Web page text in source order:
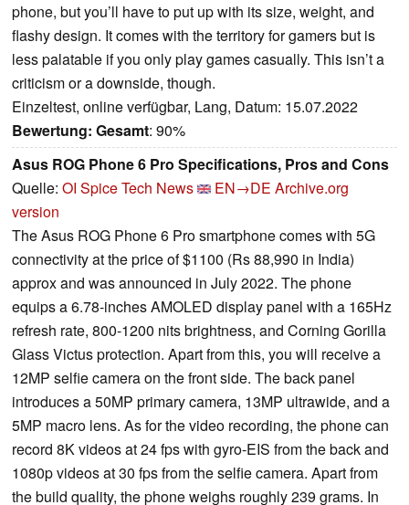
phone, but you’ll have to put up with its size, weight, and
flashy design. It comes with the territory for gamers but is
less palatable if you only play games casually. This isn’t a
criticism or a downside, though.
Einzeltest, online verfügbar, Lang, Datum: 15.07.2022
Bewertung: Gesamt: 90%
Asus ROG Phone 6 Pro Specifications, Pros and Cons
Quelle: OI Spice Tech News EN→DE Archive.org
version
The Asus ROG Phone 6 Pro smartphone comes with 5G
connectivity at the price of $1100 (Rs 88,990 in India)
approx and was announced in July 2022. The phone
equips a 6.78-inches AMOLED display panel with a 165Hz
refresh rate, 800-1200 nits brightness, and Corning Gorilla
Glass Victus protection. Apart from this, you will receive a
12MP selfie camera on the front side. The back panel
introduces a 50MP primary camera, 13MP ultrawide, and a
5MP macro lens. As for the video recording, the phone can
record 8K videos at 24 fps with gyro-EIS from the back and
1080p videos at 30 fps from the selfie camera. Apart from
the build quality, the phone weighs roughly 239 grams. In